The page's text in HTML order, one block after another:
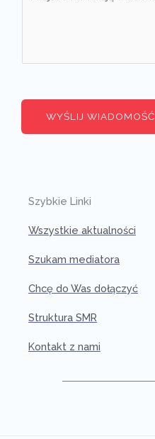
WYŚLIJ WIADOMOŚĆ
Szybkie Linki
Wszystkie aktualności
Szukam mediatora
Chcę do Was dołączyć
Struktura SMR
Kontakt z nami